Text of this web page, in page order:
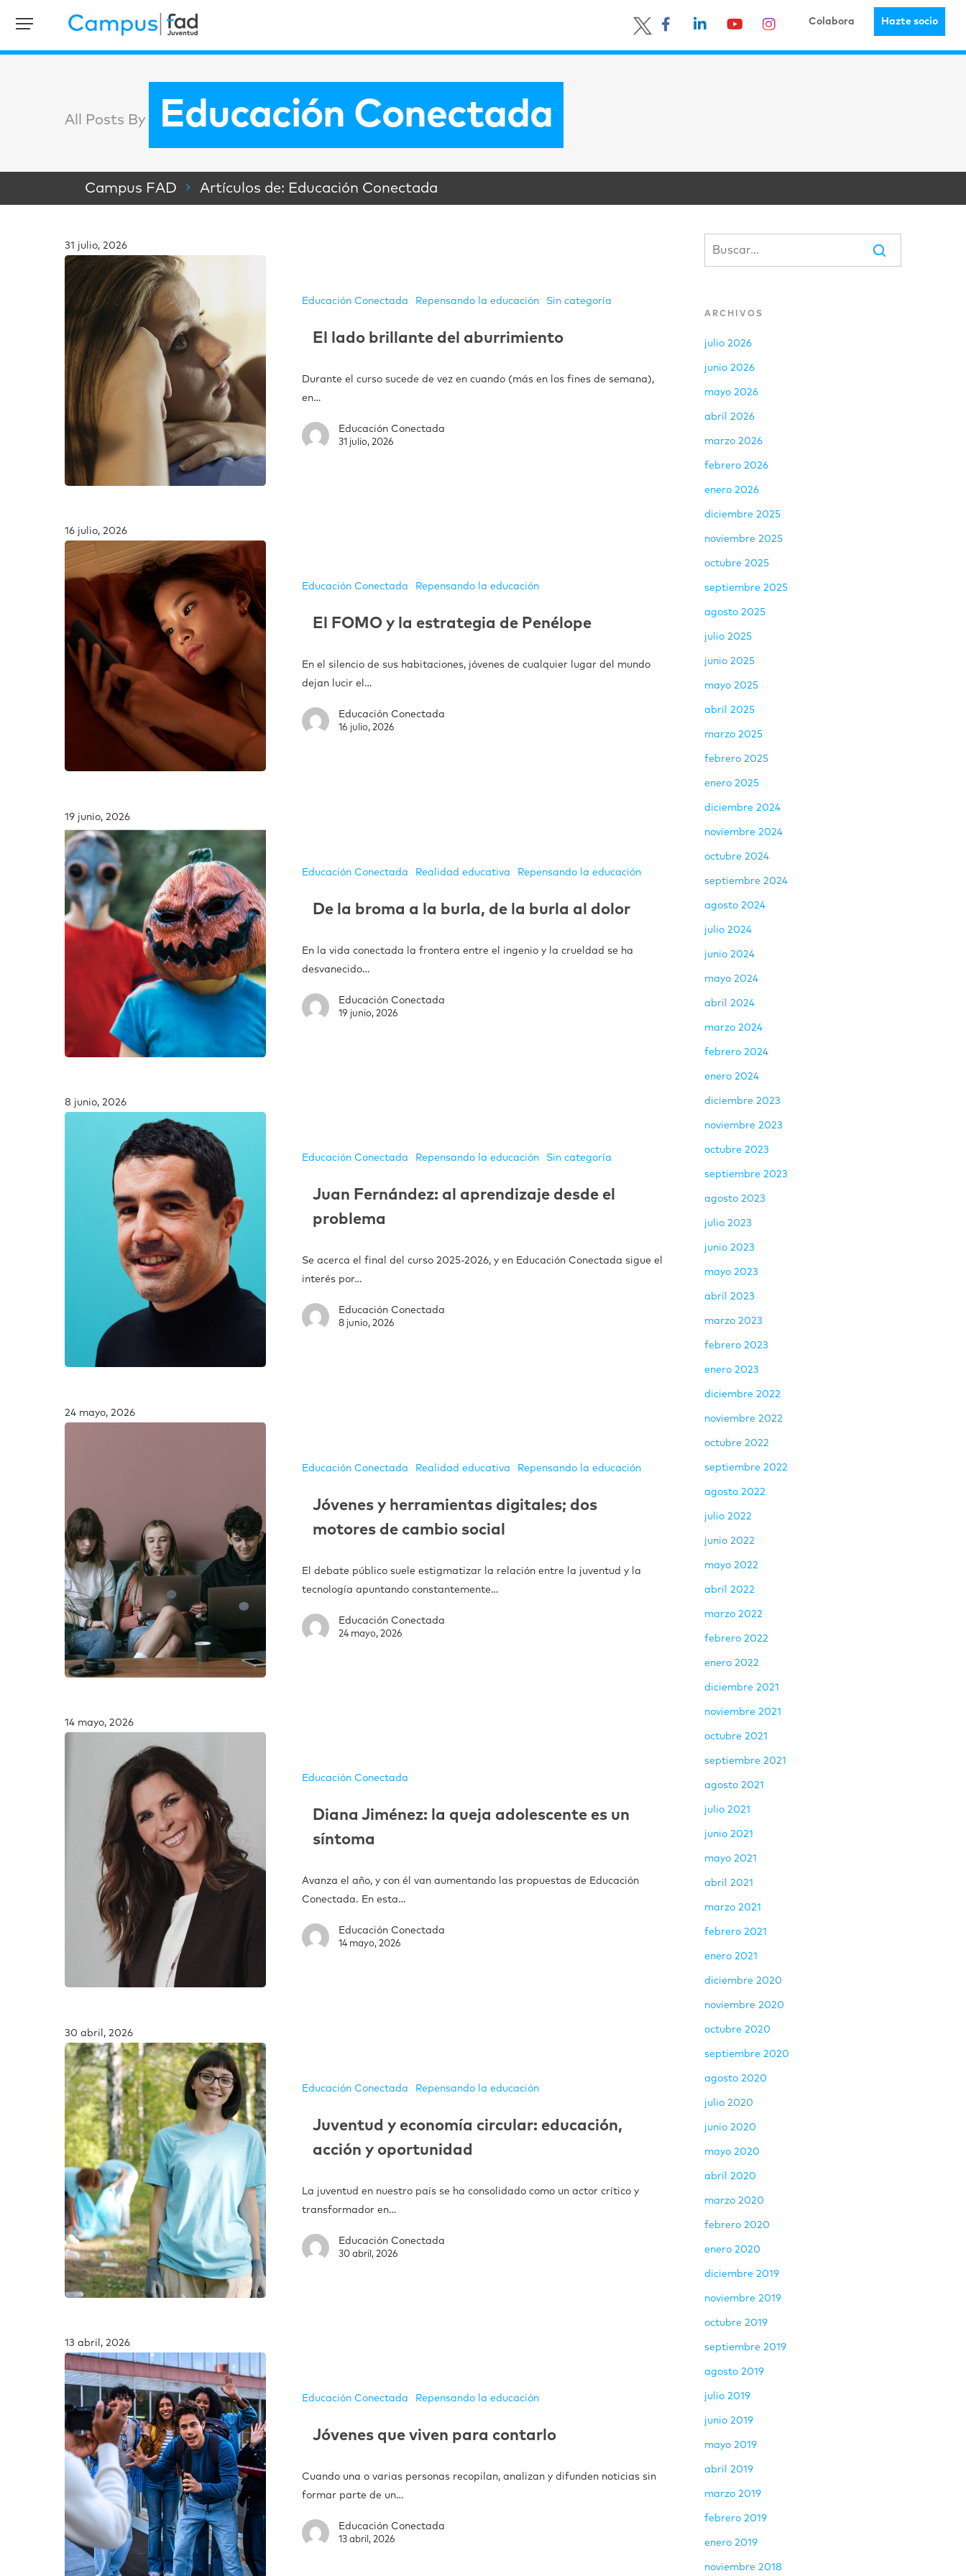
Colabora Hazte socio
All Posts By Educación Conectada
Campus FAD Artículos de: Educación Conectada
31 julio, 2026
Educación Conectada Repensando la educación Sin categoría
El lado brillante del aburrimiento
Durante el curso sucede de vez en cuando (más en los fines de semana),
en…
Educación Conectada
31 julio, 2026
16 julio, 2026
Educación Conectada Repensando la educación
El FOMO y la estrategia de Penélope
En el silencio de sus habitaciones, jóvenes de cualquier lugar del mundo
dejan lucir el…
Educación Conectada
16 julio, 2026
19 junio, 2026
Educación Conectada Realidad educativa Repensando la educación
De la broma a la burla, de la burla al dolor
En la vida conectada la frontera entre el ingenio y la crueldad se ha
desvanecido…
Educación Conectada
19 junio, 2026
8 junio, 2026
Educación Conectada Repensando la educación Sin categoría
Juan Fernández: al aprendizaje desde el
problema
Se acerca el final del curso 2025-2026, y en Educación Conectada sigue el
interés por…
Educación Conectada
8 junio, 2026
24 mayo, 2026
Educación Conectada Realidad educativa Repensando la educación
Jóvenes y herramientas digitales; dos
motores de cambio social
El debate público suele estigmatizar la relación entre la juventud y la
tecnología apuntando constantemente…
Educación Conectada
24 mayo, 2026
14 mayo, 2026
Educación Conectada
Diana Jiménez: la queja adolescente es un
síntoma
Avanza el año, y con él van aumentando las propuestas de Educación
Conectada. En esta…
Educación Conectada
14 mayo, 2026
30 abril, 2026
Educación Conectada Repensando la educación
Juventud y economía circular: educación,
acción y oportunidad
La juventud en nuestro país se ha consolidado como un actor crítico y
transformador en…
Educación Conectada
30 abril, 2026
13 abril, 2026
Educación Conectada Repensando la educación
Jóvenes que viven para contarlo
Cuando una o varias personas recopilan, analizan y difunden noticias sin
formar parte de un…
Educación Conectada
13 abril, 2026
ARCHIVOS
julio 2026
junio 2026
mayo 2026
abril 2026
marzo 2026
febrero 2026
enero 2026
diciembre 2025
noviembre 2025
octubre 2025
septiembre 2025
agosto 2025
julio 2025
junio 2025
mayo 2025
abril 2025
marzo 2025
febrero 2025
enero 2025
diciembre 2024
noviembre 2024
octubre 2024
septiembre 2024
agosto 2024
julio 2024
junio 2024
mayo 2024
abril 2024
marzo 2024
febrero 2024
enero 2024
diciembre 2023
noviembre 2023
octubre 2023
septiembre 2023
agosto 2023
julio 2023
junio 2023
mayo 2023
abril 2023
marzo 2023
febrero 2023
enero 2023
diciembre 2022
noviembre 2022
octubre 2022
septiembre 2022
agosto 2022
julio 2022
junio 2022
mayo 2022
abril 2022
marzo 2022
febrero 2022
enero 2022
diciembre 2021
noviembre 2021
octubre 2021
septiembre 2021
agosto 2021
julio 2021
junio 2021
mayo 2021
abril 2021
marzo 2021
febrero 2021
enero 2021
diciembre 2020
noviembre 2020
octubre 2020
septiembre 2020
agosto 2020
julio 2020
junio 2020
mayo 2020
abril 2020
marzo 2020
febrero 2020
enero 2020
diciembre 2019
noviembre 2019
octubre 2019
septiembre 2019
agosto 2019
julio 2019
junio 2019
mayo 2019
abril 2019
marzo 2019
febrero 2019
enero 2019
noviembre 2018